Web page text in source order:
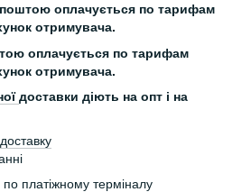
оплачується по тарифам
отримувача.
оплачується по тарифам
отримувача.
доставки діють на опт і на
платіжному терміналу